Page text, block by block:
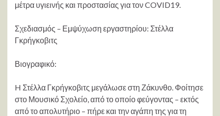
μέτρα υγιεινής και προστασίας για τον COVID19.
Σχεδιασμός – Εμψύχωση εργαστηρίου: Στέλλα
Γκρήγκοβιτς
Βιογραφικό:
H Στέλλα Γκρήγκοβιτς μεγάλωσε στη Ζάκυνθο. Φοίτησε
στο Μουσικό Σχολείο, από το οποίο φεύγοντας – εκτός
από το απολυτήριο – πήρε και την αγάπη της για τη